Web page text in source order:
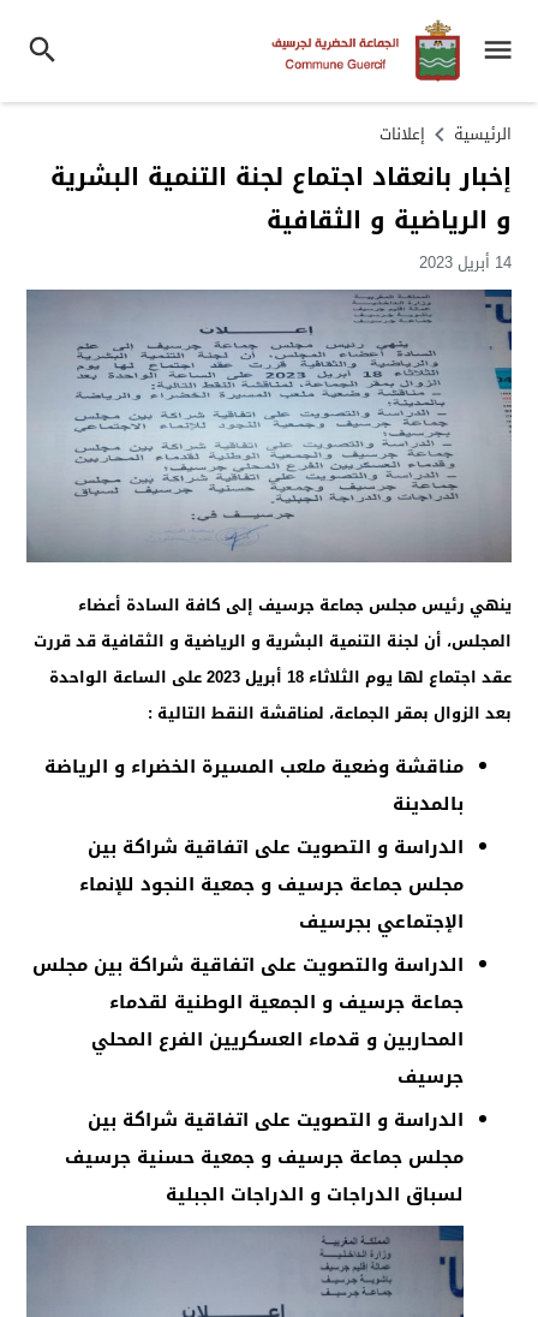
الرئيسية إعلانات
إخبار بانعقاد اجتماع لجنة التنمية البشرية
و الرياضية و الثقافية
14 أبريل 2023
ينهي رئيس مجلس جماعة جرسيف إلى كافة السادة أعضاء
المجلس، أن لجنة التنمية البشرية و الرياضية و الثقافية قد قررت
عقد اجتماع لها يوم الثلاثاء 18 أبريل 2023 على الساعة الواحدة
بعد الزوال بمقر الجماعة، لمناقشة النقط التالية :
مناقشة وضعية ملعب المسيرة الخضراء و الرياضة
بالمدينة
الدراسة و التصويت على اتفاقية شراكة بين
مجلس جماعة جرسيف و جمعية النجود للإنماء
الإجتماعي بجرسيف
الدراسة والتصويت على اتفاقية شراكة بين مجلس
جماعة جرسيف و الجمعية الوطنية لقدماء
المحاربين و قدماء العسكريين الفرع المحلي
جرسيف
الدراسة و التصويت على اتفاقية شراكة بين
مجلس جماعة جرسيف و جمعية حسنية جرسيف
لسباق الدراجات و الدراجات الجبلية